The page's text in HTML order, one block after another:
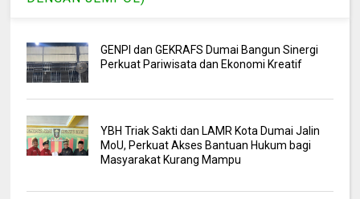
GENPI dan GEKRAFS Dumai Bangun Sinergi
Perkuat Pariwisata dan Ekonomi Kreatif
YBH Triak Sakti dan LAMR Kota Dumai Jalin
MoU, Perkuat Akses Bantuan Hukum bagi
Masyarakat Kurang Mampu